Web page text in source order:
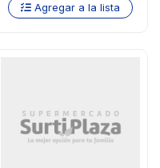
Agregar a la lista